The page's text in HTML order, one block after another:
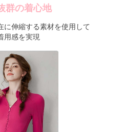
群の着心地
に伸縮する素材を使用して
用感を実現